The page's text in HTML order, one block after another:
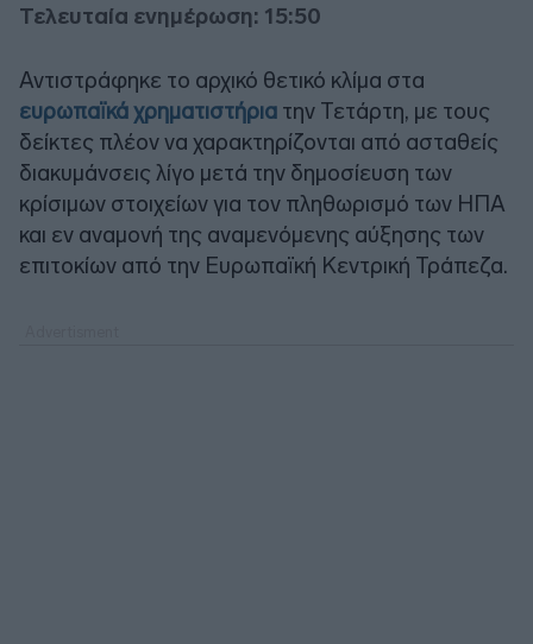
Τελευταία ενημέρωση: 15:50
Αντιστράφηκε το αρχικό θετικό κλίμα στα
ευρωπαϊκά χρηματιστήρια την Τετάρτη, με τους
δείκτες πλέον να χαρακτηρίζονται από ασταθείς
διακυμάνσεις λίγο μετά την δημοσίευση των
κρίσιμων στοιχείων για τον πληθωρισμό των ΗΠΑ
και εν αναμονή της αναμενόμενης αύξησης των
επιτοκίων από την Ευρωπαϊκή Κεντρική Τράπεζα.